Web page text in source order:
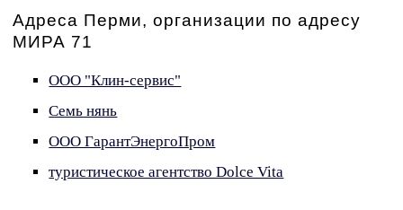
Адреса Перми, организации по адресу
МИРА 71
ООО "Клин-сервис"
Семь нянь
ООО ГарантЭнергоПром
туристическое агентство Dolce Vita